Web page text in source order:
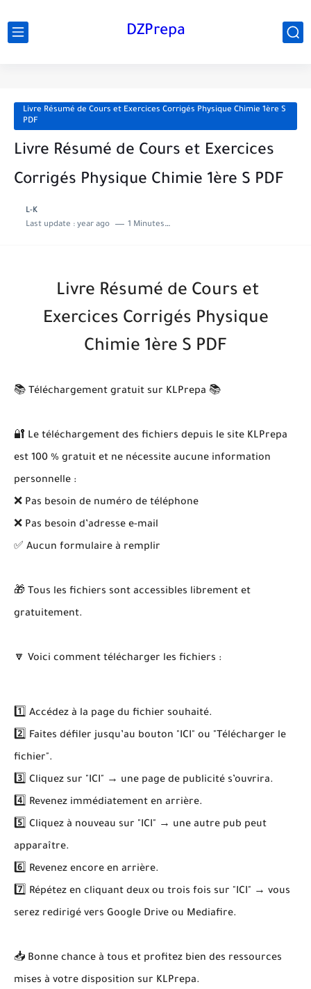
DZPrepa
Livre Résumé de Cours et Exercices Corrigés Physique Chimie 1ère S
PDF
Livre Résumé de Cours et Exercices
Corrigés Physique Chimie 1ère S PDF
L-K
Last update : year ago 1 Minutes to read
Livre Résumé de Cours et
Exercices Corrigés Physique
Chimie 1ère S PDF
📚 Téléchargement gratuit sur KLPrepa 📚
🔐 Le téléchargement des fichiers depuis le site KLPrepa
est 100 % gratuit et ne nécessite aucune information
personnelle :
❌ Pas besoin de numéro de téléphone
❌ Pas besoin d’adresse e-mail
✅ Aucun formulaire à remplir
🎁 Tous les fichiers sont accessibles librement et
gratuitement.
🔽 Voici comment télécharger les fichiers :
1️⃣ Accédez à la page du fichier souhaité.
2️⃣ Faites défiler jusqu’au bouton "ICI" ou "Télécharger le
fichier".
3️⃣ Cliquez sur "ICI" → une page de publicité s’ouvrira.
4️⃣ Revenez immédiatement en arrière.
5️⃣ Cliquez à nouveau sur "ICI" → une autre pub peut
apparaître.
6️⃣ Revenez encore en arrière.
7️⃣ Répétez en cliquant deux ou trois fois sur "ICI" → vous
serez redirigé vers Google Drive ou Mediafire.
📥 Bonne chance à tous et profitez bien des ressources
mises à votre disposition sur KLPrepa.